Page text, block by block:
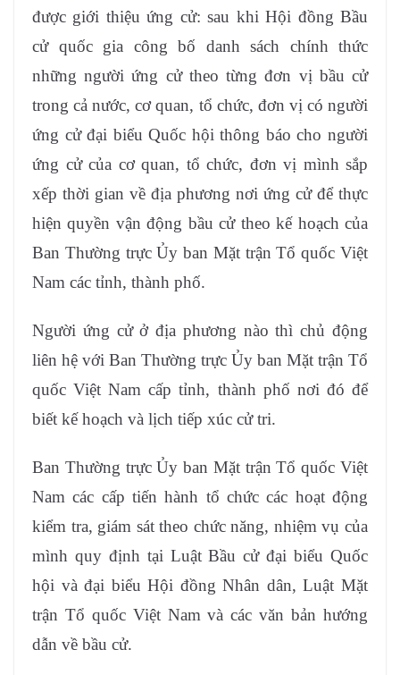
được giới thiệu ứng cử: sau khi Hội đồng Bầu
cử quốc gia công bố danh sách chính thức
những người ứng cử theo từng đơn vị bầu cử
trong cả nước, cơ quan, tổ chức, đơn vị có người
ứng cử đại biểu Quốc hội thông báo cho người
ứng cử của cơ quan, tổ chức, đơn vị mình sắp
xếp thời gian về địa phương nơi ứng cử để thực
hiện quyền vận động bầu cử theo kế hoạch của
Ban Thường trực Ủy ban Mặt trận Tổ quốc Việt
Nam các tỉnh, thành phố.
Người ứng cử ở địa phương nào thì chủ động
liên hệ với Ban Thường trực Ủy ban Mặt trận Tổ
quốc Việt Nam cấp tỉnh, thành phố nơi đó để
biết kế hoạch và lịch tiếp xúc cử tri.
Ban Thường trực Ủy ban Mặt trận Tổ quốc Việt
Nam các cấp tiến hành tổ chức các hoạt động
kiểm tra, giám sát theo chức năng, nhiệm vụ của
mình quy định tại Luật Bầu cử đại biểu Quốc
hội và đại biểu Hội đồng Nhân dân, Luật Mặt
trận Tổ quốc Việt Nam và các văn bản hướng
dẫn về bầu cử.